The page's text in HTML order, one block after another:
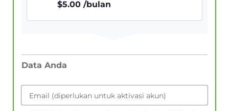
$5.00 /bulan
Data Anda
Email (diperlukan untuk aktivasi akun)